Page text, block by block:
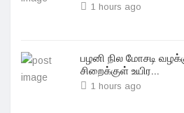
1 hours ago
பழனி நில மோசடி
சிறைக்குள் உயிர...
1 hours ago